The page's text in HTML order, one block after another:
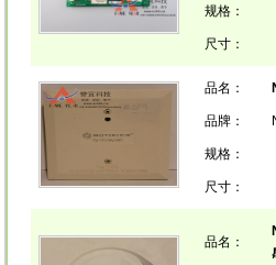
规格：
尺寸：
品名：
品牌：
规格：
尺寸：
品名：